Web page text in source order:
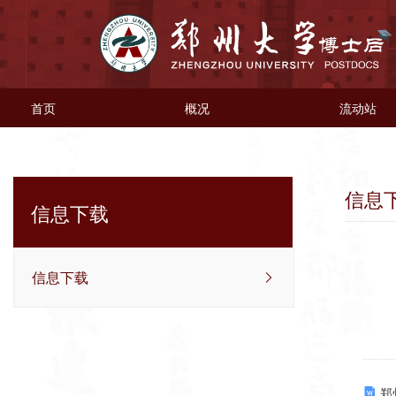
首页 概况 流动站
信息下载
信息下载
信息